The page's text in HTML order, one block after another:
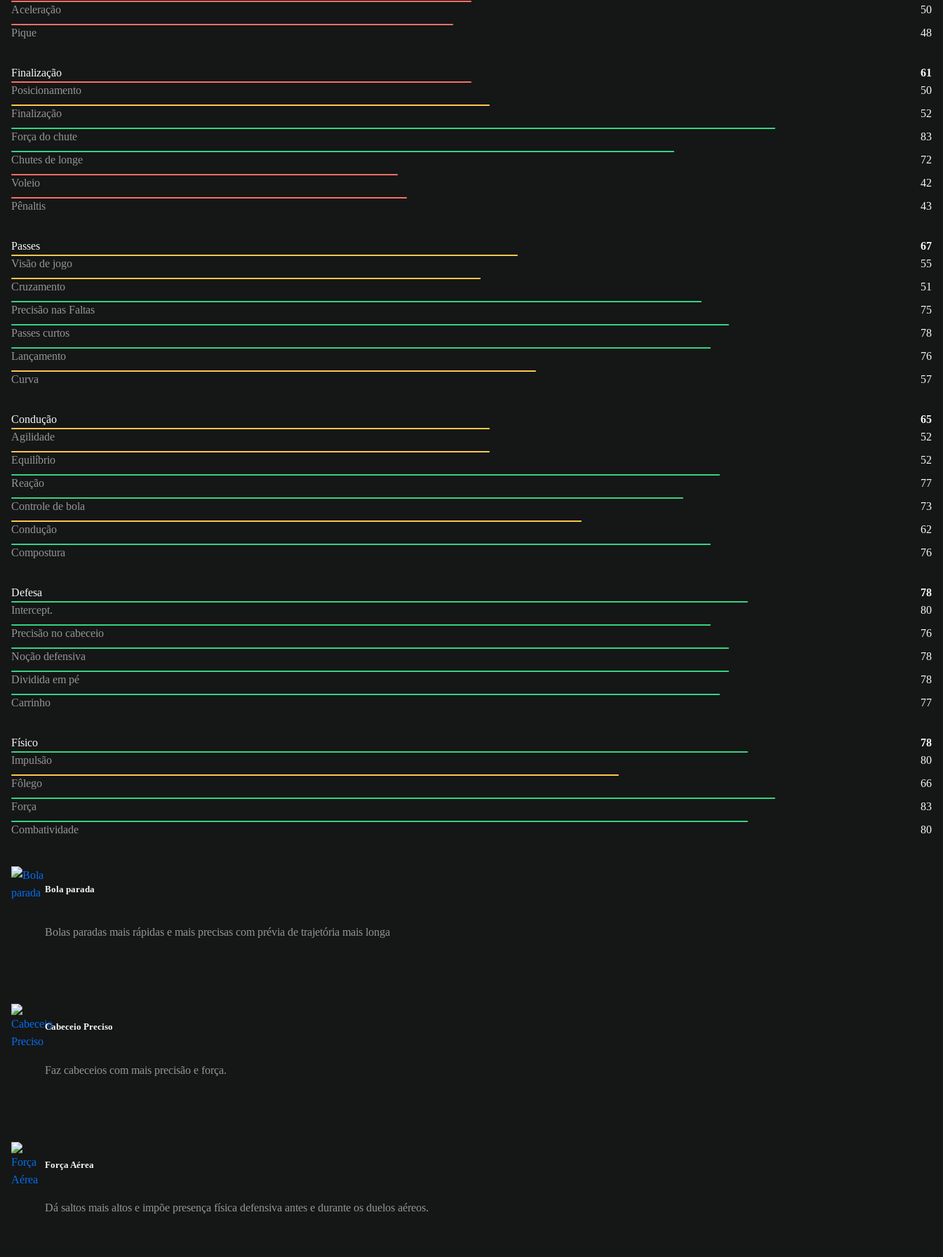
Aceleração
50
Pique
48
Finalização
61
Posicionamento
50
Finalização
52
Força do chute
83
Chutes de longe
72
Voleio
42
Pênaltis
43
Passes
67
Visão de jogo
55
Cruzamento
51
Precisão nas Faltas
75
Passes curtos
78
Lançamento
76
Curva
57
Condução
65
Agilidade
52
Equilíbrio
52
Reação
77
Controle de bola
73
Condução
62
Compostura
76
Defesa
78
Intercept.
80
Precisão no cabeceio
76
Noção defensiva
78
Dividida em pé
78
Carrinho
77
Físico
78
Impulsão
80
Fôlego
66
Força
83
Combatividade
80
Bola parada
Bolas paradas mais rápidas e mais precisas com prévia de trajetória mais longa
Cabeceio Preciso
Faz cabeceios com mais precisão e força.
Força Aérea
Dá saltos mais altos e impõe presença física defensiva antes e durante os duelos aéreos.